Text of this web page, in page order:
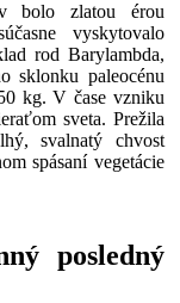
bolo zlatou érou
vyskytovalo
rod Barylambda,
sklonku paleocénu
kg. V čase vzniku
sveta. Prežila
svalnatý chvost
spásaní vegetácie
posledný